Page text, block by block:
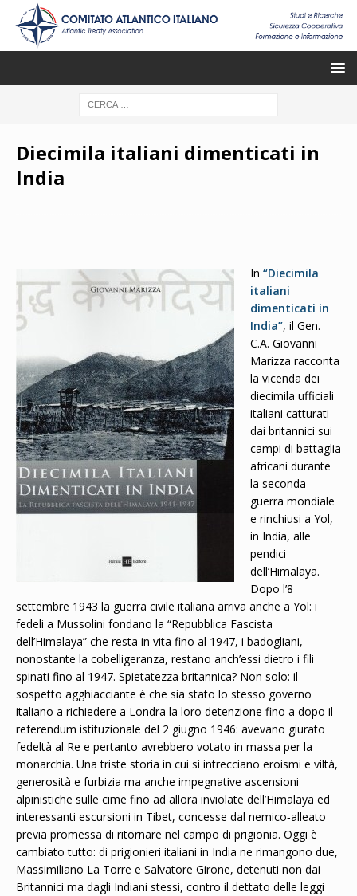
Diecimila italiani dimenticati in
India
In “Diecimila
italiani
dimenticati in
India”, il Gen.
C.A. Giovanni
Marizza racconta
la vicenda dei
diecimila ufficiali
italiani catturati
dai britannici sui
campi di battaglia
africani durante
la seconda
guerra mondiale
e rinchiusi a Yol,
in India, alle
pendici
dell’Himalaya.
Dopo l’8
settembre 1943 la guerra civile italiana arriva anche a Yol: i
fedeli a Mussolini fondano la “Repubblica Fascista
dell’Himalaya” che resta in vita fino al 1947, i badogliani,
nonostante la cobelligeranza, restano anch’essi dietro i fili
spinati fino al 1947. Spietatezza britannica? Non solo: il
sospetto agghiacciante è che sia stato lo stesso governo
italiano a richiedere a Londra la loro detenzione fino a dopo il
referendum istituzionale del 2 giugno 1946: avevano giurato
fedeltà al Re e pertanto avrebbero votato in massa per la
monarchia. Una triste storia in cui si intrecciano eroismi e viltà,
generosità e furbizia ma anche impegnative ascensioni
alpinistiche sulle cime fino ad allora inviolate dell’Himalaya ed
interessanti escursioni in Tibet, concesse dal nemico‐alleato
previa promessa di ritornare nel campo di prigionia. Oggi è
cambiato tutto: di prigionieri italiani in India ne rimangono due,
Massimiliano La Torre e Salvatore Girone, detenuti non dai
Britannici ma dagli Indiani stessi, contro il dettato delle leggi